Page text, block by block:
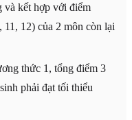
và kết hợp với điểm
12) của 2 môn còn lại
thức 1, tổng điểm 3
phải đạt tối thiểu